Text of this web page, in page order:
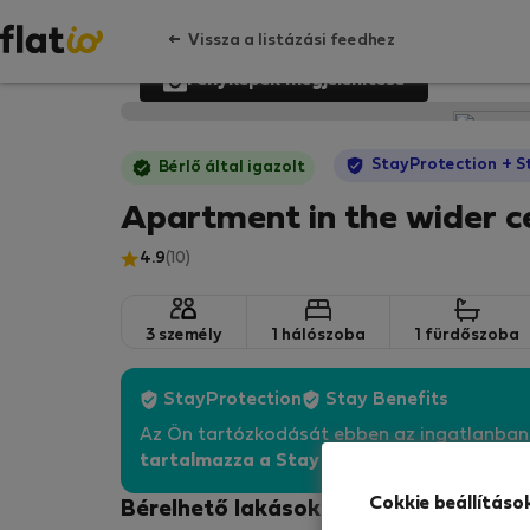
Vissza a listázási feedhez
Fényképek megjelenítése
Bérlő által igazolt StayProtection +
Apartment in the wider
4.9(10)
3 személy 1 hálószoba 1 fürdőszoba
StayProtection Stay Benefits
Az Ön tartózkodását ebben az
tartalmazza a Stay Benefits csomagot
Bérelhető lakások - Pozsony
Cokkie